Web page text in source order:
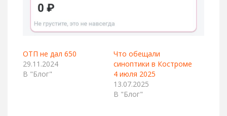
ОТП не дал 650
29.11.2024
В "Блог"
Что обещали
синоптики в Костроме
4 июля 2025
13.07.2025
В "Блог"